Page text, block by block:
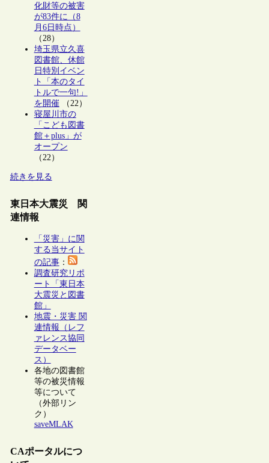
化財等の被害
が83件に（8
月6日時点）
（28）
埼玉県立久喜
図書館、休館
日特別イベン
ト「本のタイ
トルで一句!」
を開催（22）
寝屋川市の
「こども図書
館＋plus」が
オープン
（22）
続きを見る
東日本大震災 関
連情報
「災害」に関
する当サイト
の記事：
調査研究リポ
ート「東日本
大震災と図書
館」
地震・災害 関
連情報（レフ
ァレンス協同
データベー
ス）
各地の図書館
等の被災情報
等について
（外部リン
ク）
saveMLAK
CAポータルにつ